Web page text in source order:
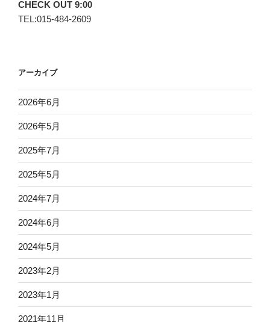
CHECK OUT 9:00
TEL:015-484-2609
アーカイブ
2026年6月
2026年5月
2025年7月
2025年5月
2024年7月
2024年6月
2024年5月
2023年2月
2023年1月
2021年11月